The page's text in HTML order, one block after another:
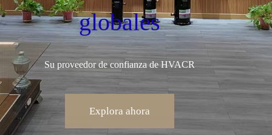
globales
Su proveedor de confianza de HVACR
Explora ahora